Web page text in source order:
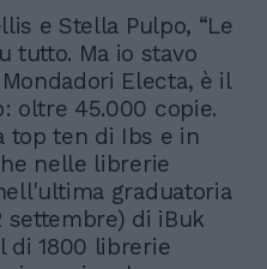
e Stella Pulpo, “Le
tutto. Ma io stavo
Electa, è il
oltre 45.000 copie.
top ten di Ibs e in
nelle librerie
graduatoria
settembre) di iBuk
di 1800 librerie